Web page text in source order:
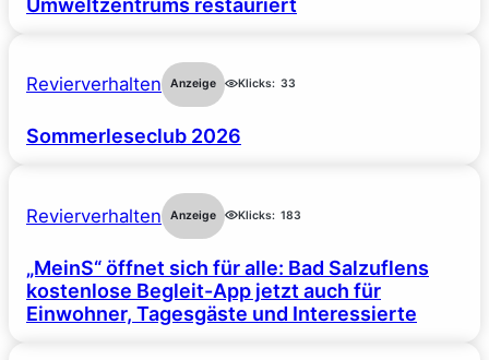
Revierverhalten Anzeige Klicks: 33
Sommerleseclub 2026
Revierverhalten Anzeige Klicks: 183
„MeinS“ öffnet sich für alle: Bad Salzuflens
kostenlose Begleit-App jetzt auch für
Einwohner, Tagesgäste und Interessierte